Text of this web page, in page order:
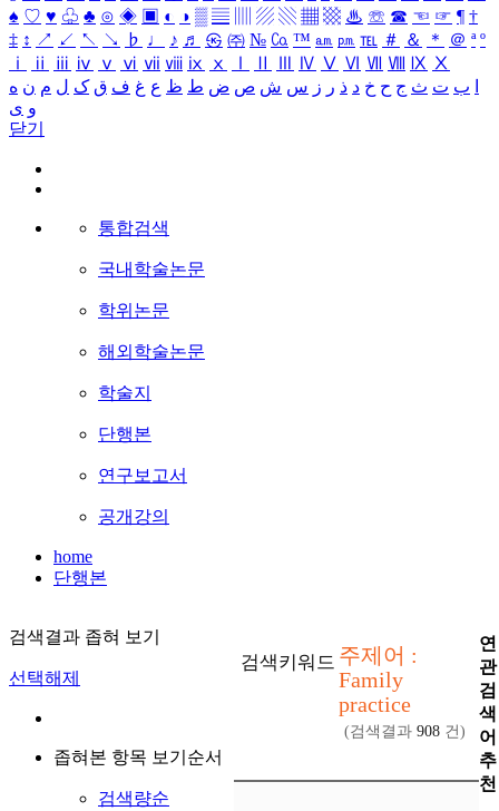
♠ ♡ ♥ ♧ ♣ ⊙ ◈ ▣ ◐ ◑ ▒ ▤ ▨ ▧ ▦ ▩ ♨ ☏ ☎ ☜ ☞ ¶ †
‡ ↕ ↗ ↙ ↖ ↘ ♭ ♩ ♪ ♬ ㉿ ㈜ № ㏇ ™ ㏂ ㏘ ℡ ＃ ＆ ＊ ＠ ª º
ⅰ
ⅱ ⅲ ⅳ ⅴ ⅵ ⅶ ⅷ ⅸ ⅹ Ⅳ Ⅴ Ⅵ Ⅶ Ⅷ Ⅸ Ⅹ
ب ت ث ج ح خ د ذ ر ز س ش ص ض ط ظ ع غ ف ق ک ل م ن ه
و ی
닫기
통합검색
국내학술논문
학위논문
해외학술논문
학술지
단행본
연구보고서
공개강의
home
단행본
검색결과 좁혀 보기
선택해제
좁혀본 항목 보기순서
검색량순
검색키워드 주제어 :
Family
practice
(검색결과 908 건)
연
관
검
색
어
추
천